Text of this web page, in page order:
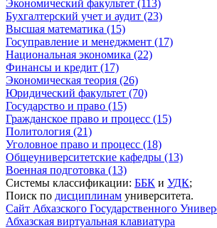
Экономический факультет (113)
Бухгалтерский учет и аудит (23)
Высшая математика (15)
Госуправление и менеджмент (17)
Национальная экономика (22)
Финансы и кредит (17)
Экономическая теория (26)
Юридический факультет (70)
Государство и право (15)
Гражданское право и процесс (15)
Политология (21)
Уголовное право и процесс (18)
Общеуниверситетские кафедры (13)
Военная подготовка (13)
Системы классификации: ББК и УДК;
Поиск по дисциплинам университета.
Сайт Абхазского Государственного
Абхазская виртуальная клавиатура